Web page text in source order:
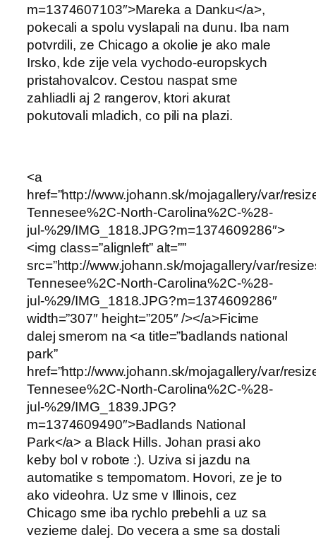
m=1374607103″>Mareka a Danku</a>,
pokecali a spolu vyslapali na dunu. Iba nam
potvrdili, ze Chicago a okolie je ako male
Irsko, kde zije vela vychodo-europskych
pristahovalcov. Cestou naspat sme
zahliadli aj 2 rangerov, ktori akurat
pokutovali mladich, co pili na plazi.
<a
href=”http://www.johann.sk/mojagallery/var/
Tennesee%2C-North-Carolina%2C-%28-
jul-%29/IMG_1818.JPG?m=1374609286″>
<img class=”alignleft” alt=””
src=”http://www.johann.sk/mojagallery/var/
Tennesee%2C-North-Carolina%2C-%28-
jul-%29/IMG_1818.JPG?m=1374609286″
width=”307″ height=”205″ /></a>Ficime
dalej smerom na <a title=”badlands national
park”
href=”http://www.johann.sk/mojagallery/var/
Tennesee%2C-North-Carolina%2C-%28-
jul-%29/IMG_1839.JPG?
m=1374609490″>Badlands National
Park</a> a Black Hills. Johan prasi ako
keby bol v robote :). Uziva si jazdu na
automatike s tempomatom. Hovori, ze je to
ako videohra. Uz sme v Illinois, cez
Chicago sme iba rychlo prebehli a uz sa
vezieme dalej. Do vecera a sme sa dostali